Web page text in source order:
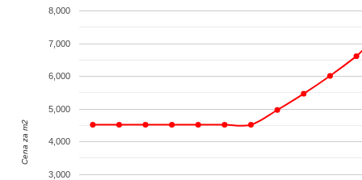
PRIPOMIENKY
3,000
4,000
5,000
6,000
7,000
8,000
Cena za m2